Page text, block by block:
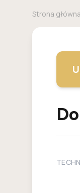
Strona główna